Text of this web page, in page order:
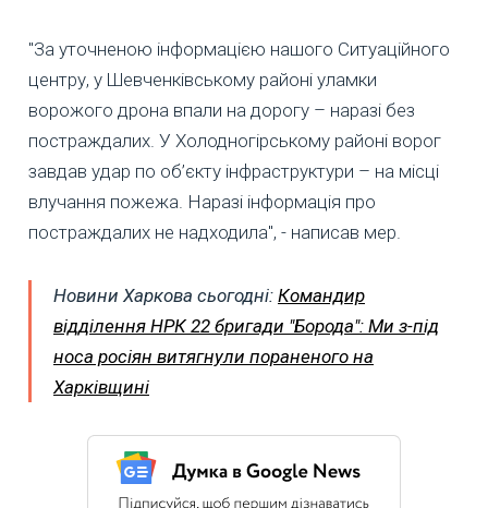
"За уточненою інформацією нашого Ситуаційного
центру, у Шевченківському районі уламки
ворожого дрона впали на дорогу – наразі без
постраждалих. У Холодногірському районі ворог
завдав удар по об’єкту інфраструктури – на місці
влучання пожежа. Наразі інформація про
постраждалих не надходила", - написав мер.
Новини Харкова сьогодні: Командир
відділення НРК 22 бригади "Борода": Ми з-під
носа росіян витягнули пораненого на
Харківщині